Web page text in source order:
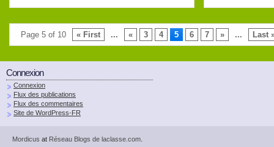
Page 5 of 10 « First ... « 3 4 5 6 7 » ... Last
Connexion
Connexion
Flux des publications
Flux des commentaires
Site de WordPress-FR
Mordicus at Réseau Blogs de laclasse.com